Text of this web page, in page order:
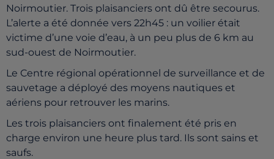
Noirmoutier. Trois plaisanciers ont dû être secourus.
L’alerte a été donnée vers 22h45 : un voilier était
victime d’une voie d’eau, à un peu plus de 6 km au
sud-ouest de Noirmoutier.
Le Centre régional opérationnel de surveillance et de
sauvetage a déployé des moyens nautiques et
aériens pour retrouver les marins.
Les trois plaisanciers ont finalement été pris en
charge environ une heure plus tard. Ils sont sains et
saufs.